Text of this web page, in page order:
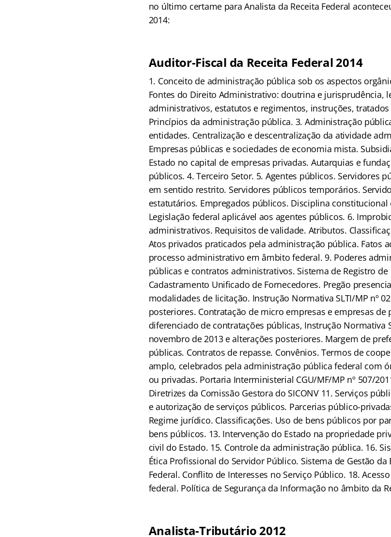
no último certame para Analista da Receita Federal
2014:
Auditor-Fiscal da Receita Federal 2014
1. Conceito de administração pública sob os aspectos
Fontes do Direito Administrativo: doutrina e jurisprudência,
administrativos, estatutos e regimentos, instruções,
Princípios da administração pública. 3. Administração
entidades. Centralização e descentralização da atividade
Empresas públicas e sociedades de economia mista.
Estado no capital de empresas privadas. Autarquias e
públicos. 4. Terceiro Setor. 5. Agentes públicos. Servidores
em sentido restrito. Servidores públicos temporários.
estatutários. Empregados públicos. Disciplina
Legislação federal aplicável aos agentes públicos. 6.
administrativos. Requisitos de validade. Atributos.
Atos privados praticados pela administração pública. Fatos
processo administrativo em âmbito federal. 9. Poderes
públicas e contratos administrativos. Sistema de Registro de
Cadastramento Unificado de Fornecedores. Pregão
modalidades de licitação. Instrução Normativa SLTI/MP nº
posteriores. Contratação de micro empresas e empresas de
diferenciado de contratações públicas, Instrução Normativa
novembro de 2013 e alterações posteriores. Margem de
públicas. Contratos de repasse. Convênios. Termos de
amplo, celebrados pela administração pública federal com
ou privadas. Portaria Interministerial CGU/MF/MP nº 507/
Diretrizes da Comissão Gestora do SICONV 11. Serviços
e autorização de serviços públicos. Parcerias público-
Regime jurídico. Classificações. Uso de bens públicos por
bens públicos. 13. Intervenção do Estado na propriedade
civil do Estado. 15. Controle da administração pública. 16.
Ética Profissional do Servidor Público. Sistema de Gestão da
Federal. Conflito de Interesses no Serviço Público. 18.
federal. Política de Segurança da Informação no âmbito da
Analista-Tributário 2012